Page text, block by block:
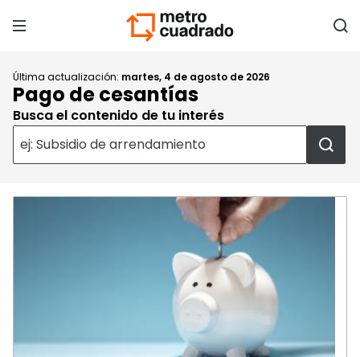
Última actualización: martes, 4 de agosto de 2026
Pago de cesantías
Busca el contenido de tu interés